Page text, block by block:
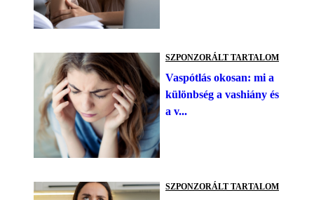
SZPONZORÁLT TARTALOM
Vaspótlás okosan: mi a
különbség a vashiány és
a v...
SZPONZORÁLT TARTALOM